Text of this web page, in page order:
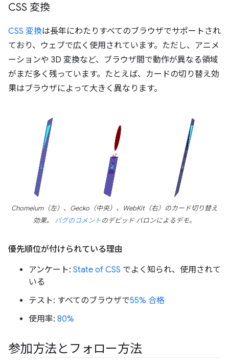
CSS 変換
CSS 変換は長年にわたりすべてのブラウザでサポートされ
ており、ウェブで広く使用されています。ただし、アニメ
ーションや 3D 変換など、ブラウザ間で動作が異なる領域
がまだ多く残っています。たとえば、カードの切り替え効
果はブラウザによって大きく異なります。
Chomeium（左）、Gecko（中央）、WebKit（右）のカード切り替え
効果。 バグのコメントのデビッド バロンによるデモ。
優先順位が付けられている理由
アンケート: State of CSS でよく知られ、使用されて
いる
テスト: すべてのブラウザで55% 合格
使用率: 80%
参加方法とフォロー方法